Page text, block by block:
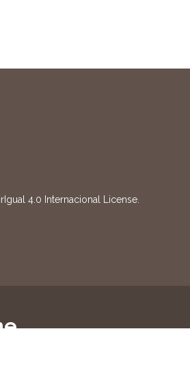
4.0 Internacional License.